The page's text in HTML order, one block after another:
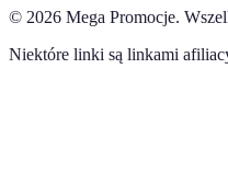
© 2026 Mega Promocje.
Niektóre linki są linkami